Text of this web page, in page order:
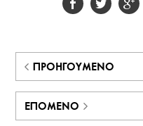
ΠΡΟΗΓΟΎΜΕΝΟ
ΕΠΌΜΕΝΟ